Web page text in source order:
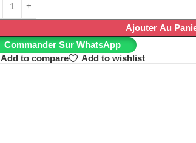
Ajouter Au
Commander Sur WhatsApp
Add to compare
Add to wishlist